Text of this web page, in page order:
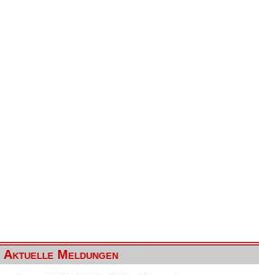
Aktuelle Meldungen